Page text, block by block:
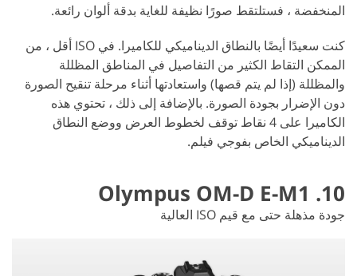
المنخفضة ، فستلتقط صورًا نظيفة للغاية بدقة ألوان رائعة.
كنت سعيدًا أيضًا بالنطاق الديناميكي للكاميرا. في ISO أقل ، من
الممكن التقاط الكثير من التفاصيل في المناطق المظللة
والمظللة (إذا لم يتم قصها) واستعادتها أثناء مرحلة تنقيح الصورة
دون الإضرار بجودة الصورة. بالإضافة إلى ذلك ، تحتوي هذه
الكاميرا على 4 نقاط توقف لخطوط العرض ووضع النطاق
الديناميكي الخاص بفوجي فيلم.
10. Olympus OM-D E-M1
جودة مذهلة حتى مع قيم ISO العالية